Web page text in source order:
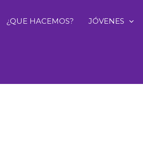
¿QUE HACEMOS? JÓVENES